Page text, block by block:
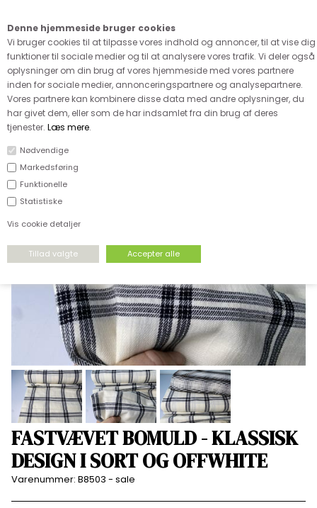
Denne hjemmeside bruger cookies
Vi bruger cookies til at tilpasse vores indhold og annoncer, til at vise dig
funktioner til sociale medier og til at analysere vores trafik. Vi deler også
oplysninger om din brug af vores hjemmeside med vores partnere
inden for sociale medier, annonceringspartnere og analysepartnere.
Vores partnere kan kombinere disse data med andre oplysninger, du
har givet dem, eller som de har indsamlet fra din brug af deres
tjenester. Læs mere.
Nødvendige
Markedsføring
Funktionelle
Statistiske
Vis cookie detaljer
FORSIDE›UDSALG›UDSALG & GODE TILBUD PÅ STOF
SPAR
24%
FASTVÆVET BOMULD - KLASSISK
DESIGN I SORT OG OFFWHITE
Varenummer: B8503 - sale